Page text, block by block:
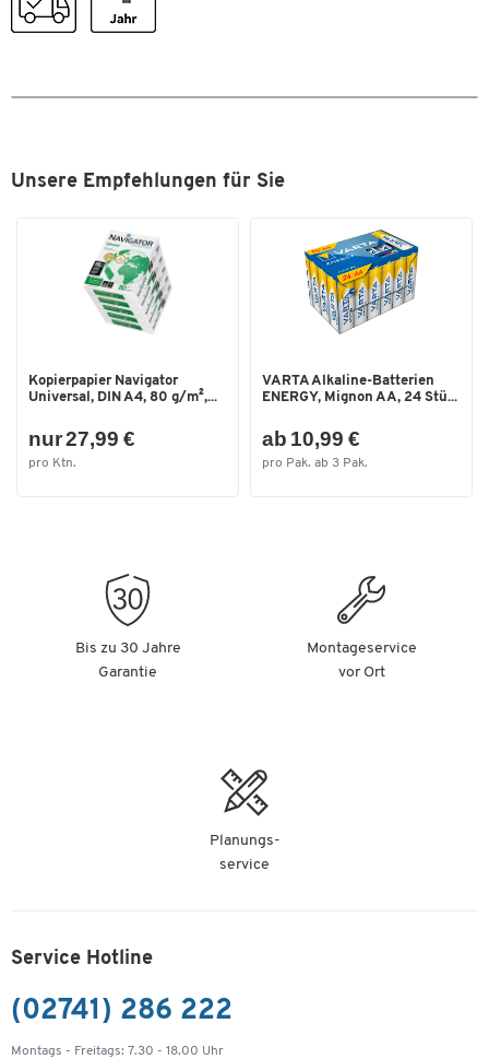
Unsere Empfehlungen für Sie
Kopierpapier Navigator
Universal, DIN A4, 80 g/m²,...
nur 27,99 €
pro Ktn.
VARTA Alkaline-Batterien
ENERGY, Mignon AA, 24 Stü...
ab 10,99 €
pro Pak. ab 3 Pak.
Bis zu 30 Jahre
Garantie
Montageservice
vor Ort
Planungs-
service
Service Hotline
(02741) 286 222
Montags - Freitags: 7.30 - 18.00 Uhr